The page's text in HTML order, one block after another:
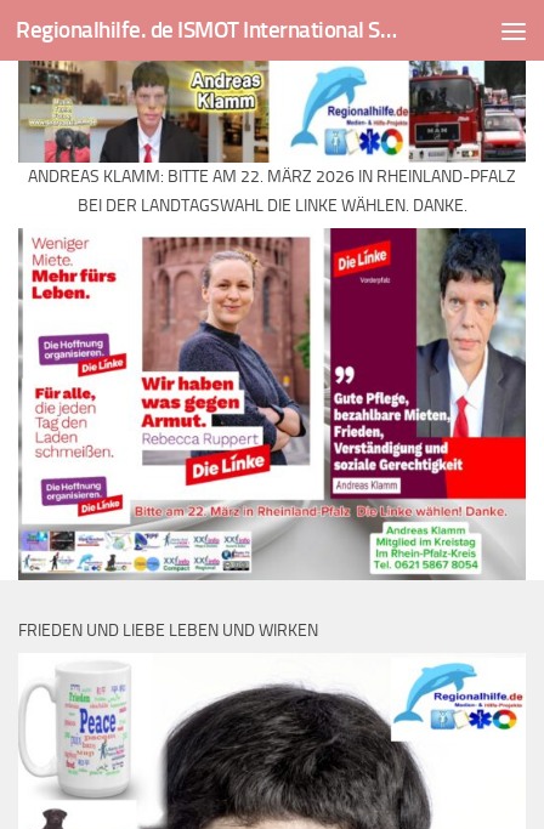
Skip to content Regionalhilfe. de ISMOT International Social And Medical Outreach Team
ANDREAS KLAMM: BITTE AM 22. MÄRZ 2026 IN RHEINLAND-PFALZ
BEI DER LANDTAGSWAHL DIE LINKE WÄHLEN. DANKE.
FRIEDEN UND LIEBE LEBEN UND WIRKEN